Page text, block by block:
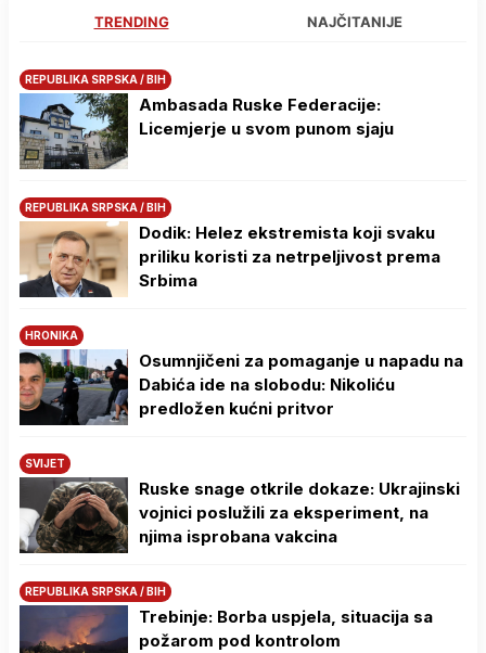
TRENDING NAJČITANIJE
REPUBLIKA SRPSKA / BIH
Ambasada Ruske Federacije:
Licemjerje u svom punom sjaju
REPUBLIKA SRPSKA / BIH
Dodik: Helez ekstremista koji svaku
priliku koristi za netrpeljivost prema
Srbima
HRONIKA
Osumnjičeni za pomaganje u napadu na
Dabića ide na slobodu: Nikoliću
predložen kućni pritvor
SVIJET
Ruske snage otkrile dokaze: Ukrajinski
vojnici poslužili za eksperiment, na
njima isprobana vakcina
REPUBLIKA SRPSKA / BIH
Trebinje: Borba uspjela, situacija sa
požarom pod kontrolom